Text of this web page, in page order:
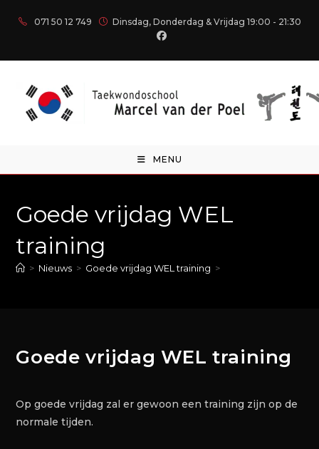
071 50 12 749 Dinsdag, Donderdag & Vrijdag 19:00 - 21:30
MENU
Goede vrijdag WEL
training
> Nieuws > Goede vrijdag WEL training >
Goede vrijdag WEL training
Op goede vrijdag zal er gewoon een training zijn op de
normale tijden.